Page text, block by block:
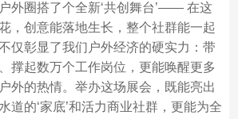
外圈搭了个全新‘共创舞台’—— 在这
，创意能落地生长，整个社群能一起
仅彰显了我们户外经济的硬实力：带
撑起数万个工作岗位，更能唤醒更多
外的热情。举办这场展会，既能亮出
道的‘家底’和活力商业社群，更能为全